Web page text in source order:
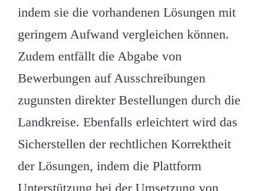
indem sie die vorhandenen Lösungen mit
geringem Aufwand vergleichen können.
Zudem entfällt die Abgabe von
Bewerbungen auf Ausschreibungen
zugunsten direkter Bestellungen durch die
Landkreise. Ebenfalls erleichtert wird das
Sicherstellen der rechtlichen Korrektheit
der Lösungen, indem die Plattform
Unterstützung bei der Umsetzung von